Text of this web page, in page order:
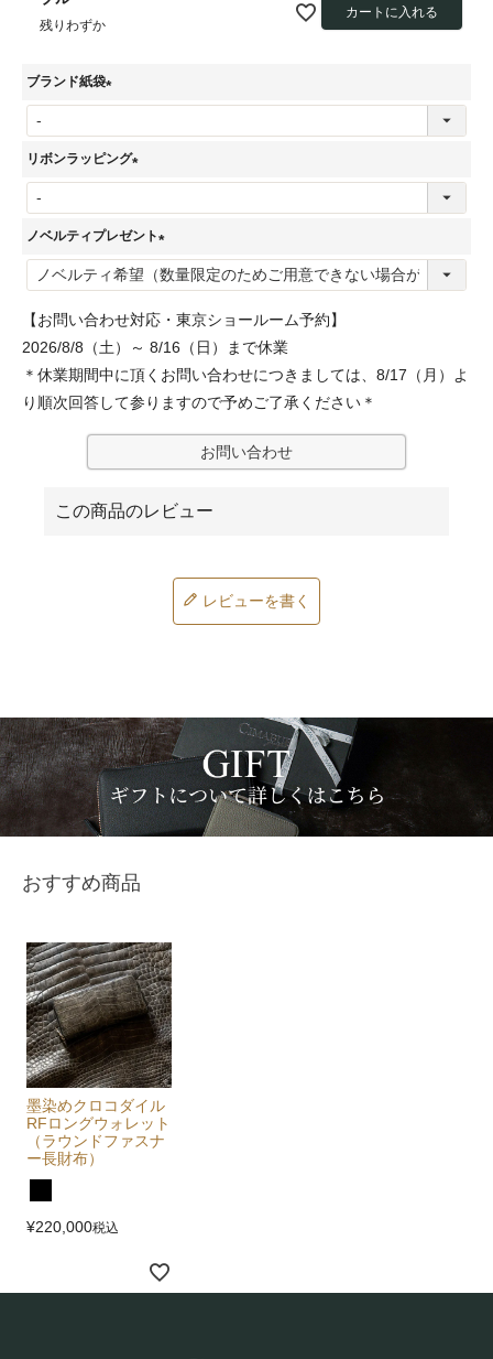
残りわずか
カートに入れる
ブランド紙袋
必
須
リボンラッピング
必
須
)
ノベルティプレゼント
(
必
須
)
【お問い合わせ対応・東京ショールーム予約】
2026/8/8（土）～ 8/16（日）まで休業
＊休業期間中に頂くお問い合わせにつきましては、8/17（月）よ
り順次回答して参りますので予めご了承ください＊
お問い合わせ
レビューを書く
おすすめ商品
墨染めクロコダイル
RFロングウォレット
（ラウンドファスナ
ー長財布）
¥220,000税込